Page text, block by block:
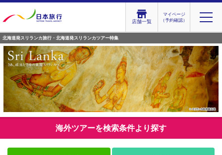
店舗一覧
マイページ
（予約確認）
北海道発スリランカ旅行・北海道発スリランカツアー特集
海外ツアーを検索条件より探す